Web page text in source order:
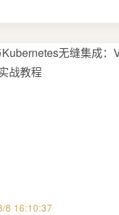
8 16:10:37